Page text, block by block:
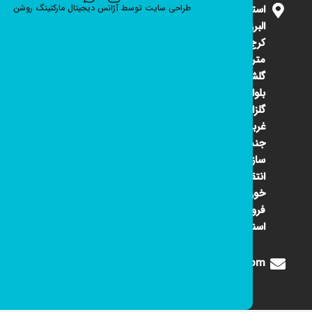
استان
البرز
متری
گلشهر
بلوار
گلزار
غربی
جنب
سازمان
انتقال
خون
فروشگاه
اسنوا
Digione1360@gmail.com
طراحی سایت توسط آژانس دیجیتال مارکتینگ روشن